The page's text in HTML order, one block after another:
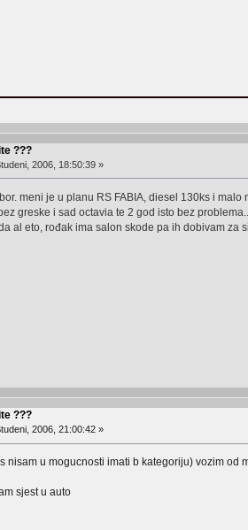
???
2006, 18:50:39 »
meni je u planu RS FABIA, diesel 130ks i malo
greske i sad octavia te 2 god isto bez
al eto, rođak ima salon skode pa ih dobivam za
???
2006, 21:00:42 »
nisam u mogucnosti imati b kategoriju) vozim od
sjest u auto